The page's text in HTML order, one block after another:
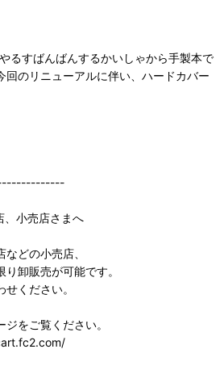
るすばんばんするかいしゃから手製本で
回のリニューアルに伴い、ハードカバー
、小売店さまへ
どの小売店、
卸販売が可能です。
ください。
をご覧ください。